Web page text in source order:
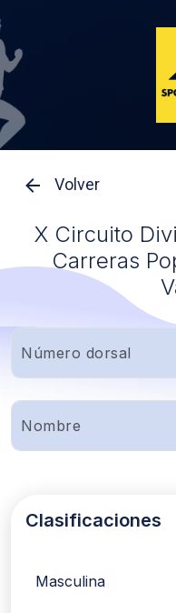
Volver
X Circuito
Carreras
Clasificaciones
Masculina